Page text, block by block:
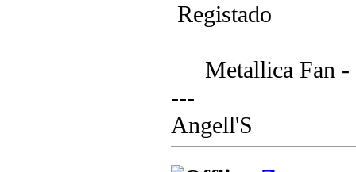
Registado
Metallica Fan
---
Angell'S